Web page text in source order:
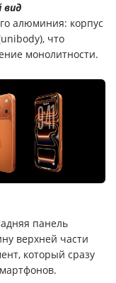
вид
алюминия: корпус
что
монолитности.
панель
верхней части
который сразу